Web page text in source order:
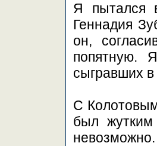
Я пытался
Геннадия
он,
попятную.
сыгравших
С
был
невозможно.